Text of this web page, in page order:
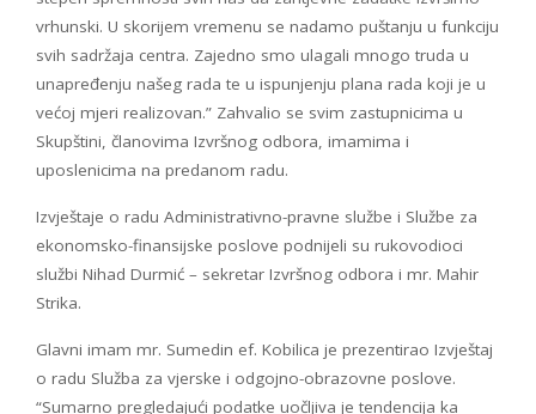
vrhunski. U skorijem vremenu se nadamo puštanju u funkciju
svih sadržaja centra. Zajedno smo ulagali mnogo truda u
unapređenju našeg rada te u ispunjenju plana rada koji je u
većoj mjeri realizovan.” Zahvalio se svim zastupnicima u
Skupštini, članovima Izvršnog odbora, imamima i
uposlenicima na predanom radu.
Izvještaje o radu Administrativno-pravne službe i Službe za
ekonomsko-finansijske poslove podnijeli su rukovodioci
službi Nihad Durmić – sekretar Izvršnog odbora i mr. Mahir
Strika.
Glavni imam mr. Sumedin ef. Kobilica je prezentirao Izvještaj
o radu Služba za vjerske i odgojno-obrazovne poslove.
“Sumarno pregledajući podatke uočljiva je tendencija ka